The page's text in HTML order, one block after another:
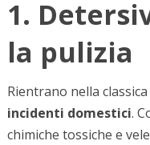
1.
la pulizia
Rientrano nella
incidenti domestici.
chimiche tossiche e